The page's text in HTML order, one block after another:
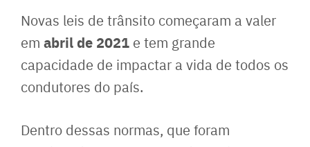
Novas leis de trânsito começaram a valer
em abril de 2021 e tem grande
capacidade de impactar a vida de todos os
condutores do país.
Dentro dessas normas, que foram